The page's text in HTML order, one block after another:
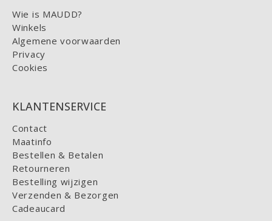
Wie is MAUDD?
Winkels
Algemene voorwaarden
Privacy
Cookies
KLANTENSERVICE
Contact
Maatinfo
Bestellen & Betalen
Retourneren
Bestelling wijzigen
Verzenden & Bezorgen
Cadeaucard